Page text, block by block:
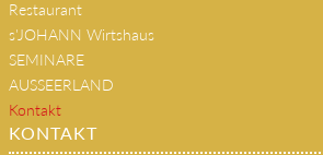
Restaurant
s'JOHANN Wirtshaus
SEMINARE
AUSSEERLAND
Kontakt
KONTAKT